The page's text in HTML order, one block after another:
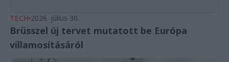
TECH 2026. július 30.
Brüsszel új tervet mutatott be Európa
villamosításáról